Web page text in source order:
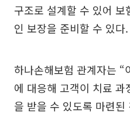
구조로 설계할 수 있어 보
인 보장을 준비할 수 있다.
하나손해보험 관계자는
에 대응해 고객이 치료
을 받을 수 있도록 마련된